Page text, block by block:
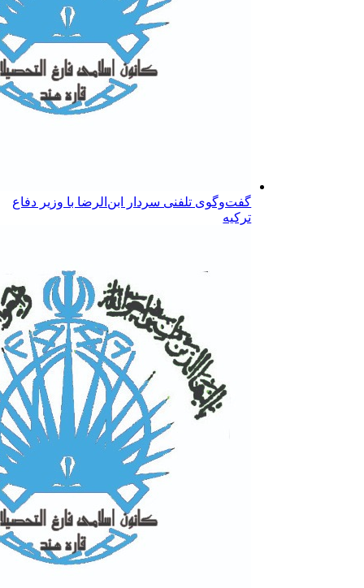
گفت‌وگوی تلفنی سردار ابن‌الرضا با وزیر دفاع
ترکیه